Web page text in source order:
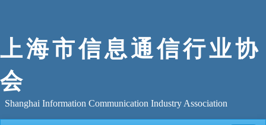
上海市信息通信行业协
会
Shanghai Information Communication Industry Association